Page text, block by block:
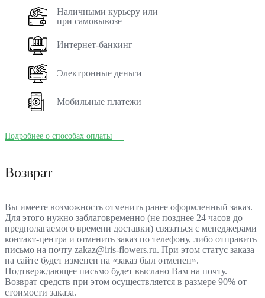
Наличными курьеру или
при самовывозе
Интернет-банкинг
Электронные деньги
Мобильные платежи
Подробнее о способах оплаты
Возврат
Вы имеете возможность отменить ранее оформленный заказ.
Для этого нужно заблаговременно (не позднее 24 часов до
предполагаемого времени доставки) связаться с менеджерами
контакт-центра и отменить заказ по телефону, либо отправить
письмо на почту zakaz@iris-flowers.ru. При этом статус заказа
на сайте будет изменен на «заказ был отменен».
Подтверждающее письмо будет выслано Вам на почту.
Возврат средств при этом осуществляется в размере 90% от
стоимости заказа.